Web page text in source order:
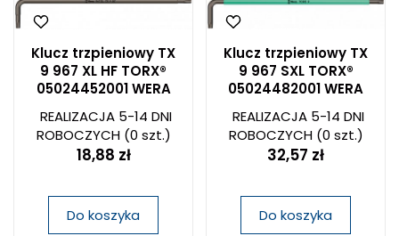
Klucz trzpieniowy TX
9 967 XL HF TORX®
05024452001 WERA
REALIZACJA 5-14 DNI
ROBOCZYCH(0 szt.)
18,88 zł
Do koszyka
Klucz trzpieniowy TX
9 967 SXL TORX®
05024482001 WERA
REALIZACJA 5-14 DNI
ROBOCZYCH(0 szt.)
32,57 zł
Do koszyka